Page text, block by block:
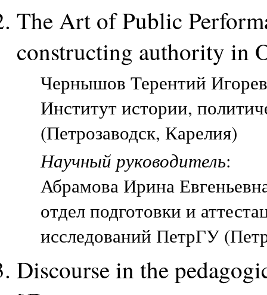
The Art of Public
constructing authority in
Чернышов Терентий
Институт истории,
(Петрозаводск, Карелия)
Научный руководитель:
Абрамова Ирина
отдел подготовки и
исследований ПетрГУ
Discourse in the